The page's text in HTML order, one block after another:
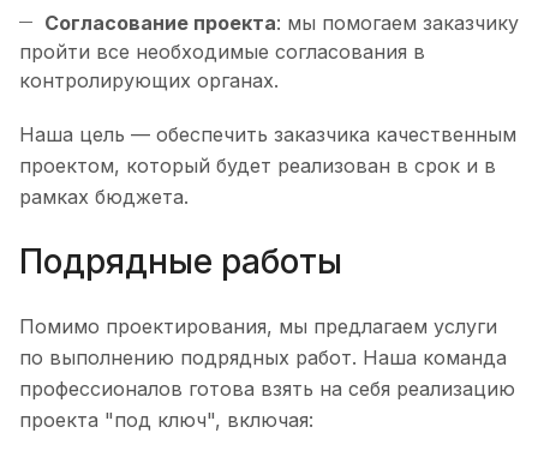
Согласование проекта: мы помогаем заказчику
пройти все необходимые согласования в
контролирующих органах.
Наша цель — обеспечить заказчика качественным
проектом, который будет реализован в срок и в
рамках бюджета.
Подрядные работы
Помимо проектирования, мы предлагаем услуги
по выполнению подрядных работ. Наша команда
профессионалов готова взять на себя реализацию
проекта "под ключ", включая: